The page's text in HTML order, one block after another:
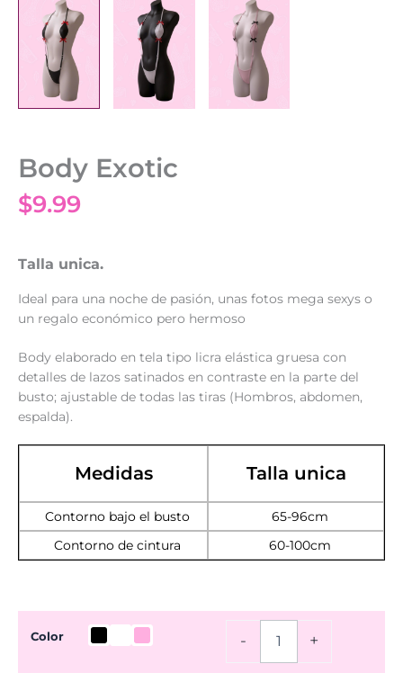
Body Exotic
$9.99
Talla unica.
Ideal para una noche de pasión, unas fotos mega sexys o
un regalo económico pero hermoso
Body elaborado en tela tipo licra elástica gruesa con
detalles de lazos satinados en contraste en la parte del
busto; ajustable de todas las tiras (Hombros, abdomen,
espalda).
Medidas Talla unica
Contorno bajo el busto
65-96cm
Contorno de cintura
60-100cm
Color -
Exotic
cantidad
+